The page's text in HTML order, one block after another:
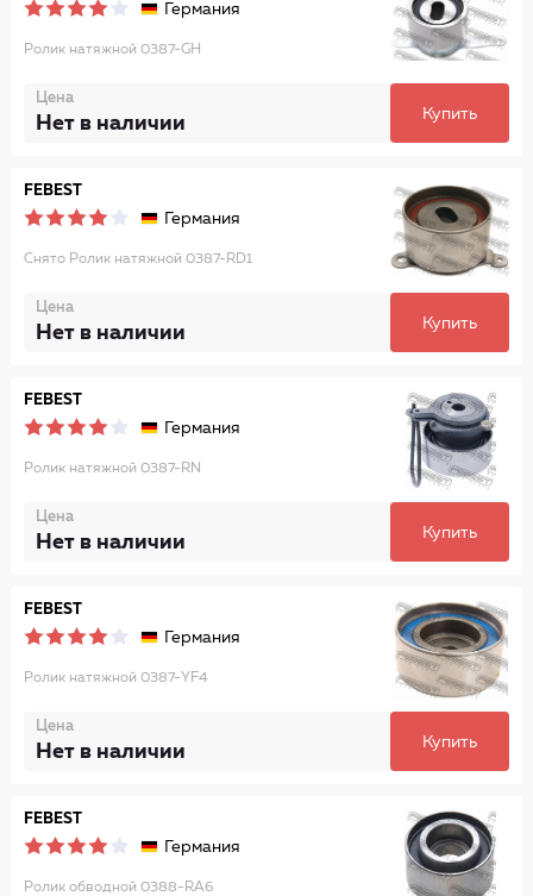
Германия
Ролик натяжной 0387-GH
Цена
Нет в наличии Купить
FEBEST
Германия
Снято Ролик натяжной 0387-RD1
Цена
Нет в наличии Купить
FEBEST
Германия
Ролик натяжной 0387-RN
Цена
Нет в наличии Купить
FEBEST
Германия
Ролик натяжной 0387-YF4
Цена
Нет в наличии Купить
FEBEST
Германия
Ролик обводной 0388-RA6